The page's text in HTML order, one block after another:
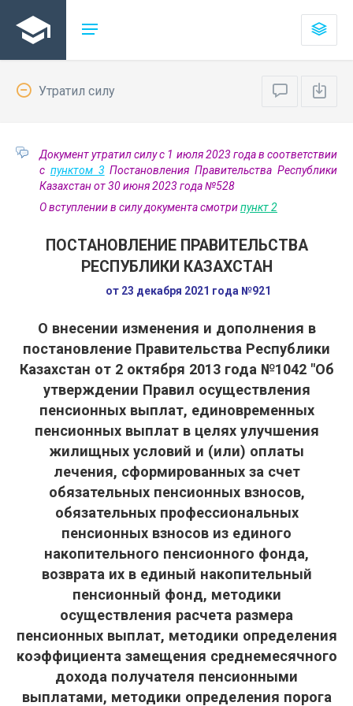
Утратил силу
Документ утратил силу с 1 июля 2023 года в соответствии
с пунктом 3 Постановления Правительства Республики
Казахстан от 30 июня 2023 года №528
О вступлении в силу документа смотрипункт 2
ПОСТАНОВЛЕНИЕ ПРАВИТЕЛЬСТВА
РЕСПУБЛИКИ КАЗАХСТАН
от 23 декабря 2021 года №921
О внесении изменения и дополнения в
постановление Правительства Республики
Казахстан от 2 октября 2013 года №1042 "Об
утверждении Правил осуществления
пенсионных выплат, единовременных
пенсионных выплат в целях улучшения
жилищных условий и (или) оплаты
лечения, сформированных за счет
обязательных пенсионных взносов,
обязательных профессиональных
пенсионных взносов из единого
накопительного пенсионного фонда,
возврата их в единый накопительный
пенсионный фонд, методики
осуществления расчета размера
пенсионных выплат, методики определения
коэффициента замещения среднемесячного
дохода получателя пенсионными
выплатами, методики определения порога